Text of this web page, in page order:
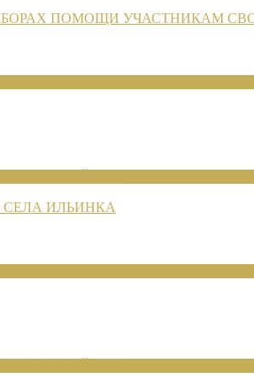
ПОМОЩИ УЧАСТНИКАМ
ИЛЬИНКА